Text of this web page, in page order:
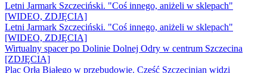
Letni Jarmark Szczeciński. "Coś innego, aniżeli w sklepach"
[WIDEO, ZDJĘCIA]
Letni Jarmark Szczeciński. "Coś innego, aniżeli w sklepach"
[WIDEO, ZDJĘCIA]
Wirtualny spacer po Dolinie Dolnej Odry w centrum Szczecina
[ZDJĘCIA]
Plac Orła Białego w przebudowie. Część Szczecinian widzi